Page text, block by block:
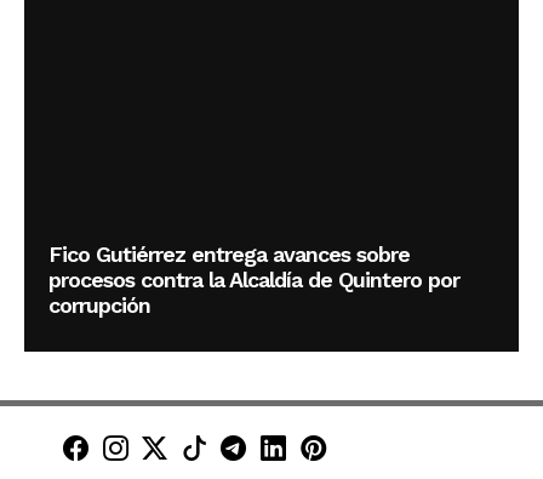
Fico Gutiérrez entrega avances sobre
procesos contra la Alcaldía de Quintero por
corrupción
Minuto30 en Facebook
Minuto30 en Instagram
Minuto30 en X (Twitter)
Minuto30 en TikTok
Canal de Minuto30 en
Minuto30 en LinkedIn
Minuto30 en